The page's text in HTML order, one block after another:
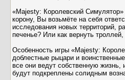
«Majesty: Королевский
корону, Вы возьмёте на себя
исследования новых территорий,
печенье? Или как вернуть
Особенность игры «Majesty:
доблестные рыцари и
все они ведут собственную
будут подкреплены солидным